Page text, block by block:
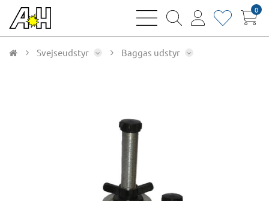
bars
magnifying
user
heart0
Svejseudstyr Baggas udstyr